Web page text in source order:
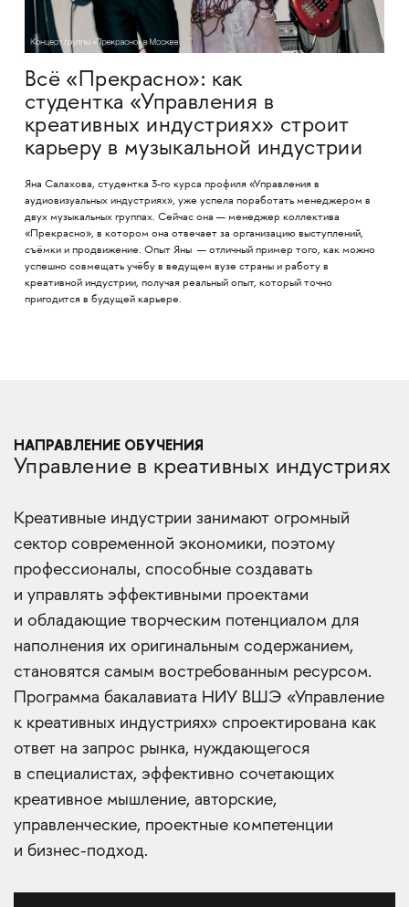
Всё «Прекрасно»: как
студентка «Управления в
креативных индустриях» строит
карьеру в музыкальной индустрии
Яна Салахова, студентка 3-го курса профиля «Управления в
аудиовизуальных индустриях», уже успела поработать менеджером в
двух музыкальных группах. Сейчас она — менеджер коллектива
«Прекрасно», в котором она отвечает за организацию выступлений,
съёмки и продвижение. Опыт Яны — отличный пример того, как можно
успешно совмещать учёбу в ведущем вузе страны и работу в
креативной индустрии, получая реальный опыт, который точно
пригодится в будущей карьере.
НАПРАВЛЕНИЕ ОБУЧЕНИЯ
Управление в креативных индустриях
Креативные индустрии занимают огромный
сектор современной экономики, поэтому
профессионалы, способные создавать
и управлять эффективными проектами
и обладающие творческим потенциалом для
наполнения их оригинальным содержанием,
становятся самым востребованным ресурсом.
Программа бакалавиата НИУ ВШЭ «Управление
к креативных индустриях» спроектирована как
ответ на запрос рынка, нуждающегося
в специалистах, эффективно сочетающих
креативное мышление, авторские,
управленческие, проектные компетенции
и бизнес-подход.